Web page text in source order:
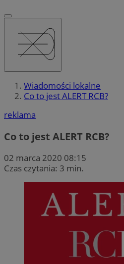
Wiadomości lokalne
Co to jest ALERT RCB?
reklama
Co to jest ALERT RCB?
02 marca 2020 08:15
Czas czytania: 3 min.